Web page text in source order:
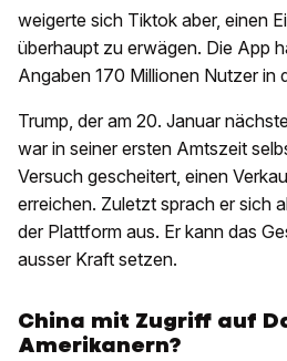
weigerte sich Tiktok aber, einen
überhaupt zu erwägen. Die App
Angaben 170 Millionen Nutzer in
Trump, der am 20. Januar
war in seiner ersten Amtszeit
Versuch gescheitert, einen
erreichen. Zuletzt sprach er sich
der Plattform aus. Er kann das
ausser Kraft setzen.
China mit Zugriff auf
Amerikanern?